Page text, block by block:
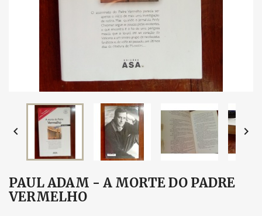
 
PAUL ADAM - A MORTE DO PADRE
VERMELHO